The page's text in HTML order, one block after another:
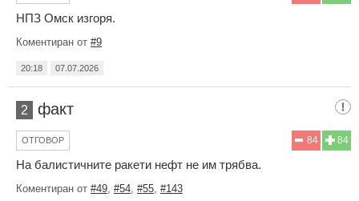
НПЗ Омск изгоря.
Коментиран от #9
20:18 07.07.2026
2 факт
84
84
ОТГОВОР
На балистичните ракети нефт не им трябва.
Коментиран от #49 #54 #55 #143